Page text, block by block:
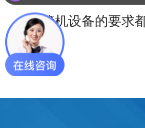
焊管机设备的要求